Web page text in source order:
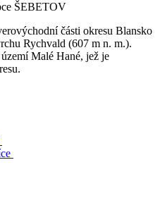
ŠEBETOV
části okresu Blansko
Rychvald (607 m n. m.).
Malé Hané, jež je